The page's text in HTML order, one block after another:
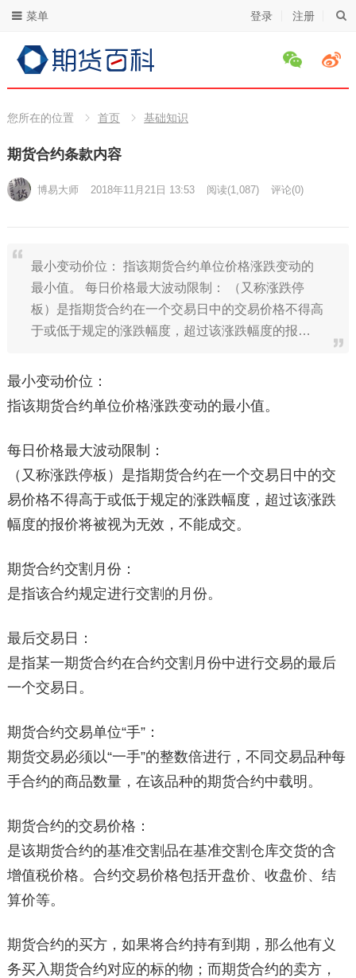
登录 注册
菜单
您所在的位置 首页 基础知识
期货合约条款内容
博易大师 2018年11月21日 13:53 阅读(1,087) 评论(0)
最小变动价位： 指该期货合约单位价格涨跌变动的
最小值。 每日价格最大波动限制： （又称涨跌停
板）是指期货合约在一个交易日中的交易价格不得高
于或低于规定的涨跌幅度，超过该涨跌幅度的报…
最小变动价位：
指该期货合约单位价格涨跌变动的最小值。
每日价格最大波动限制：
（又称涨跌停板）是指期货合约在一个交易日中的交
易价格不得高于或低于规定的涨跌幅度，超过该涨跌
幅度的报价将被视为无效，不能成交。
期货合约交割月份：
是指该合约规定进行交割的月份。
最后交易日：
是指某一期货合约在合约交割月份中进行交易的最后
一个交易日。
期货合约交易单位“手”：
期货交易必须以“一手”的整数倍进行，不同交易品种每
手合约的商品数量，在该品种的期货合约中载明。
期货合约的交易价格：
是该期货合约的基准交割品在基准交割仓库交货的含
增值税价格。合约交易价格包括开盘价、收盘价、结
算价等。
期货合约的买方，如果将合约持有到期，那么他有义
务买入期货合约对应的标的物；而期货合约的卖方，